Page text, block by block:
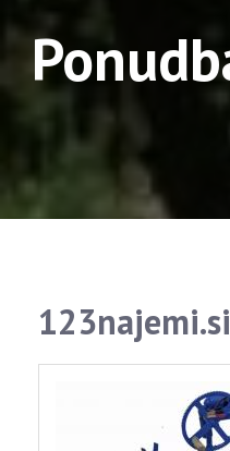
123najemi.si